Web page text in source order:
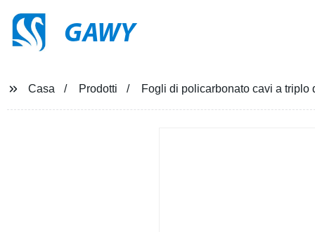
GAWY
Casa Prodotti Fogli di policarbonato cavi a triplo